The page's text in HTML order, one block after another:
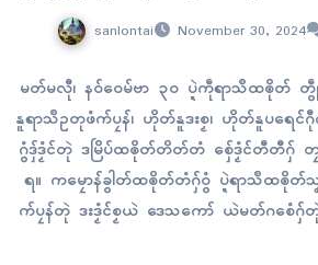
sanlontai November 30, 2024
မတ်မလီု၊ နဝ်ဝေမ်ဗာ ၃၀ ပ္ဍဲကဵုရာသဳထၜိုတ်
နူရာသဳဥတုဖံက်ပၠန်၊ ဟိုတ်နူဒးစၟ၊ ဟိုတ်နူပရ
ဂွံဒှ်ဒၟံၚ်တုဲ ဒမြိပ်ထၜိုတ်တိတ်တံ စှ်ေဒၟံၚ်တီတီဂှ်
ရ။ ကမၠောန်ခွါတ်ထၜိုတ်တံဂှ်ဝွံ ပ္ဍဲရာသဳထၜို
က်ပၠန်တုဲ ဒးဒၟံၚ်စၟယဲ ဒေသကော် ယဲမတ်ဂစေံဂှ်